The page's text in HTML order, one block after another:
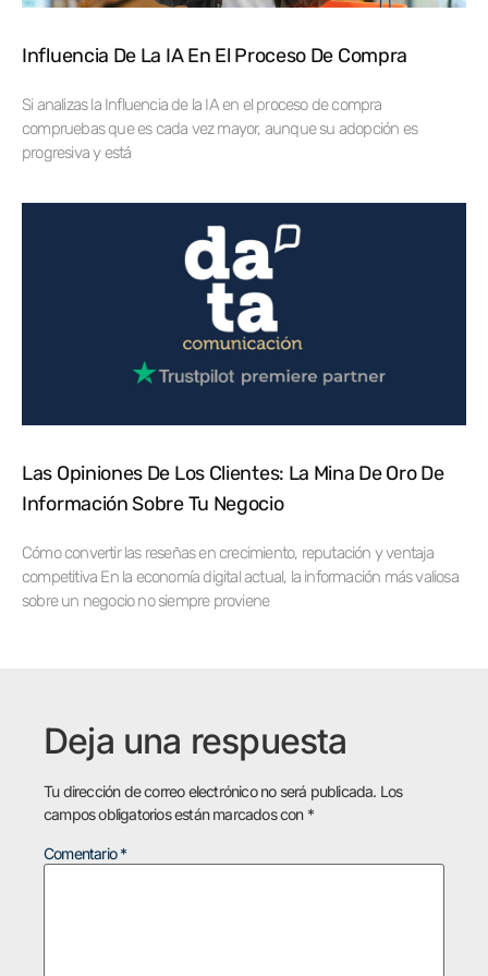
Influencia De La IA En El Proceso De Compra
Si analizas la Influencia de la IA en el proceso de compra
compruebas que es cada vez mayor, aunque su adopción es
progresiva y está
Las Opiniones De Los Clientes: La Mina De Oro De
Información Sobre Tu Negocio
Cómo convertir las reseñas en crecimiento, reputación y ventaja
competitiva En la economía digital actual, la información más valiosa
sobre un negocio no siempre proviene
Deja una respuesta
Tu dirección de correo electrónico no será publicada. Los
campos obligatorios están marcados con *
Comentario*